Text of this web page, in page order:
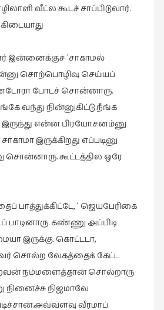
வீட்ல கூடச் சாப்பிடுவார்.
இன்னைக்குச் `சாகாமல்
ன்னு சொற்பொழிவு செய்யப்
போடச் சொன்னாரு.
வந்து நின்னுகிட்டு.நீங்க
என்ன பிரயோசனம்னு
இருக்கிறது எப்படினு
கூட்டத்தில ஒரே
பாத்துக்கிட்டே, ` ஜெயபேரிகை
பாடினாரு. கண்ணு அப்பிடி
இருக்கு. கொட்டடா,
சொல்ற வேகத்தைக் கேட்ட
நம்மளைத்தான் சொல்றாரு
நிஜமாவே
வீரமாப்